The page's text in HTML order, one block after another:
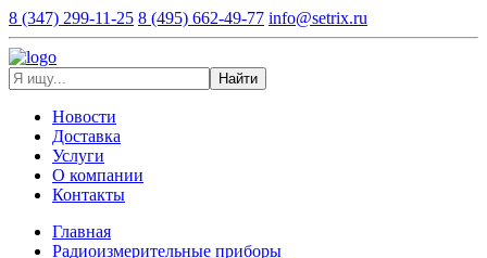
8 (347) 299-11-25 8 (495) 662-49-77 info@setrix.ru
Найти
Новости
Доставка
Услуги
О компании
Контакты
Главная
Радиоизмерительные приборы